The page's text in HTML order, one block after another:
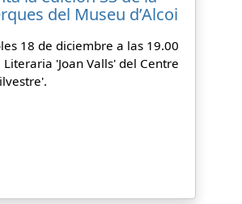
del Museu d’Alcoi
18 de diciembre a las 19.00
'Joan Valls' del Centre